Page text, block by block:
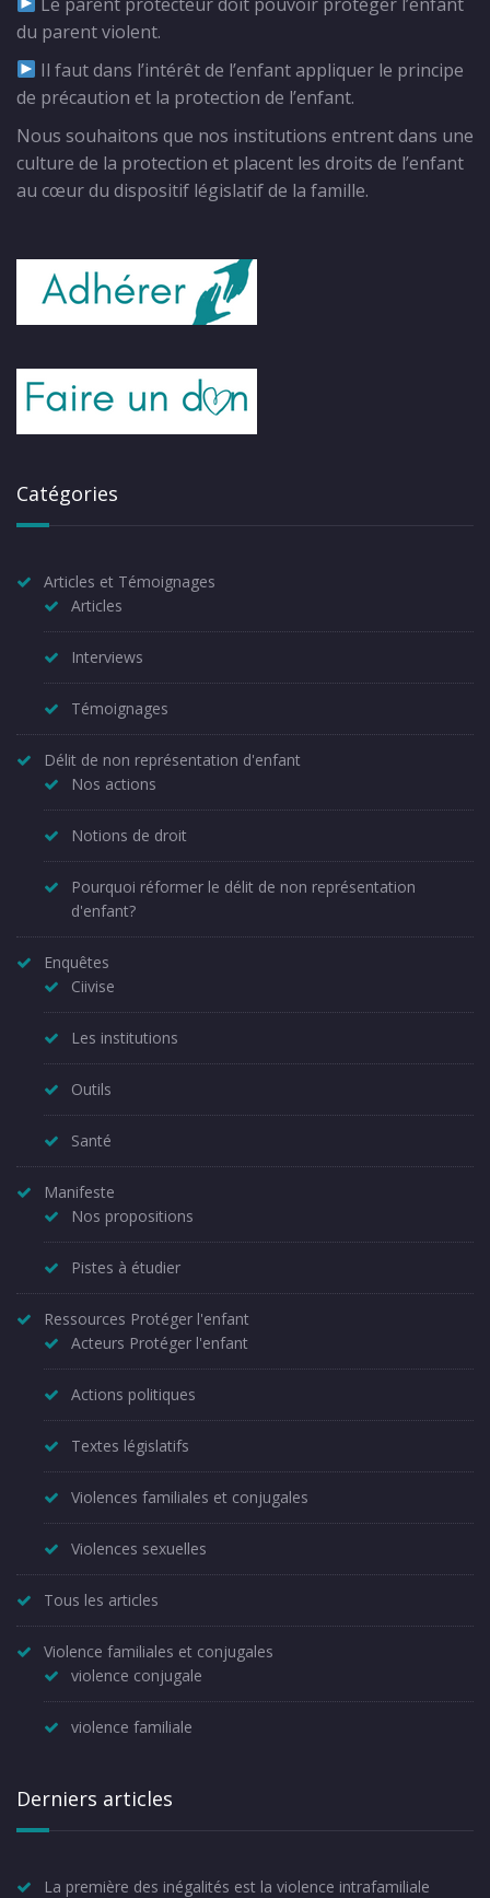
du parent violent.
Il faut dans l’intérêt de l’enfant appliquer le principe
de précaution et la protection de l’enfant.
Nous souhaitons que nos institutions entrent dans une
culture de la protection et placent les droits de l’enfant
au cœur du dispositif législatif de la famille.
Catégories
Articles et Témoignages
Articles
Interviews
Témoignages
Délit de non représentation d'enfant
Nos actions
Notions de droit
Pourquoi réformer le délit de non représentation
d'enfant?
Enquêtes
Ciivise
Les institutions
Outils
Santé
Manifeste
Nos propositions
Pistes à étudier
Ressources Protéger l'enfant
Acteurs Protéger l'enfant
Actions politiques
Textes législatifs
Violences familiales et conjugales
Violences sexuelles
Tous les articles
Violence familiales et conjugales
violence conjugale
violence familiale
Derniers articles
La première des inégalités est la violence intrafamiliale